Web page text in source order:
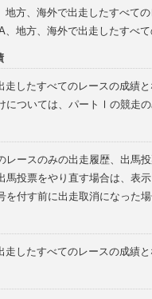
地方、海外で出走したすべて
、地方、海外で出走したすべ
走したすべてのレースの成績
については、パートⅠの競走
レースのみの出走履歴、出馬
馬投票をやり直す場合は、表示
を付す前に出走取消になった場
走したすべてのレースの成績